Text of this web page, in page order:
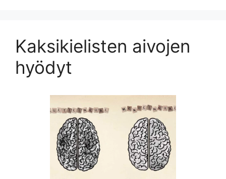
Kaksikielisten aivojen
hyödyt